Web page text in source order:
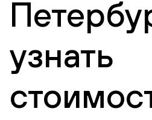
узнать